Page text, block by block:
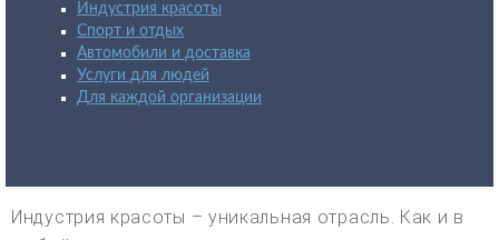
Индустрия красоты
Спорт и отдых
Автомобили и доставка
Услуги для людей
Для каждой организации
Индустрия красоты – уникальная отрасль. Как и в